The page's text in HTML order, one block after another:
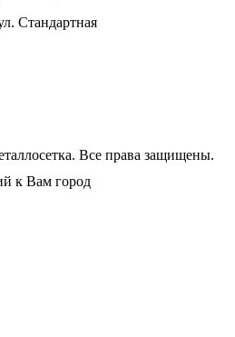
Стандартная
Все права защищены.
к Вам город